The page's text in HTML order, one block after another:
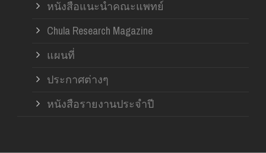
หนังสือแนะนำคณะแพทย์
Chula Research Magazine
แผนที่
ประกาศต่างๆ
หนังสือรายงานประจำปี